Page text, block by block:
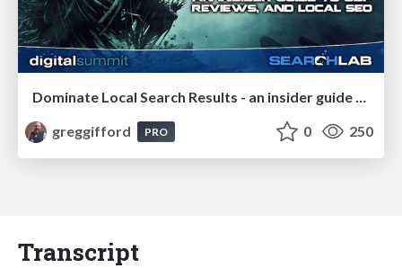
greggifford
PRO 0 250
Transcript